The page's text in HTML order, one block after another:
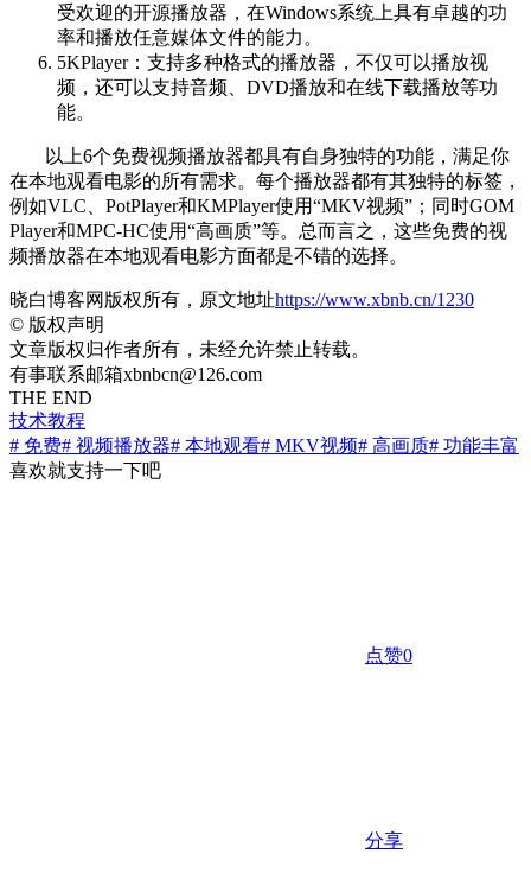
受欢迎的开源播放器，在Windows系统上具有卓越的功
率和播放任意媒体文件的能力。
5KPlayer：支持多种格式的播放器，不仅可以播放视
频，还可以支持音频、DVD播放和在线下载播放等功
能。
以上6个免费视频播放器都具有自身独特的功能，满足你
在本地观看电影的所有需求。每个播放器都有其独特的标签，
例如VLC、PotPlayer和KMPlayer使用“MKV视频”；同时GOM
Player和MPC-HC使用“高画质”等。总而言之，这些免费的视
频播放器在本地观看电影方面都是不错的选择。
晓白博客网版权所有，原文地址https://www.xbnb.cn/1230
© 版权声明
文章版权归作者所有，未经允许禁止转载。
有事联系邮箱xbnbcn@126.com
THE END
技术教程
# 免费# 视频播放器# 本地观看# MKV视频# 高画质# 功能丰富
喜欢就支持一下吧
点赞0
分享